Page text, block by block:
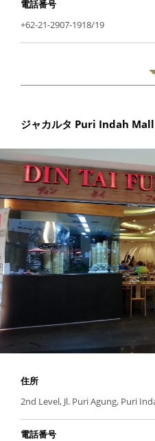
電話番号
+62-21-2907-1918/19
ジャカルタ Puri Indah Mall
住所
2nd Level, Jl. Puri Agung, Puri
電話番号